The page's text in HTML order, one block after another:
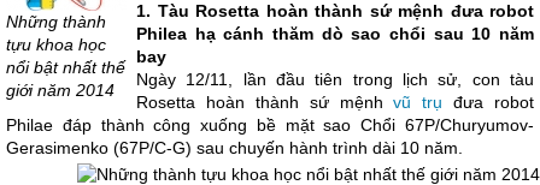
Những thành
tựu khoa học
nổi bật nhất thế
giới năm 2014
1. Tàu Rosetta hoàn thành sứ mệnh đưa robot
Philea hạ cánh thăm dò sao chổi sau 10 năm
bay
Ngày 12/11, lần đầu tiên trong lịch sử, con tàu
Rosetta hoàn thành sứ mệnhvũ trụ đưa robot
Philae đáp thành công xuống bề mặt sao Chổi 67P/Churyumov-
Gerasimenko (67P/C-G) sau chuyến hành trình dài 10 năm.